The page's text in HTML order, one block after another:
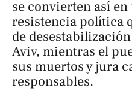
se convierten así en
resistencia política
de
Aviv, mientras el
sus muertos y jura
responsables.